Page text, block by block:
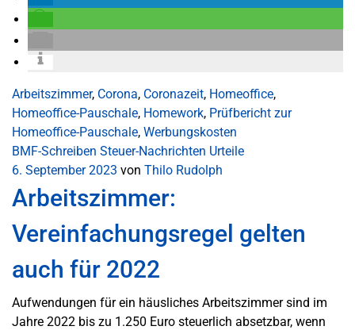
Arbeitszimmer, Corona, Coronazeit, Homeoffice,
Homeoffice-Pauschale, Homework, Prüfbericht zur
Homeoffice-Pauschale, Werbungskosten
BMF-Schreiben Steuer-Nachrichten Urteile
6. September 2023 von Thilo Rudolph
Arbeitszimmer:
Vereinfachungsregel gelten
auch für 2022
Aufwendungen für ein häusliches Arbeitszimmer sind im
Jahre 2022 bis zu 1.250 Euro steuerlich absetzbar, wenn